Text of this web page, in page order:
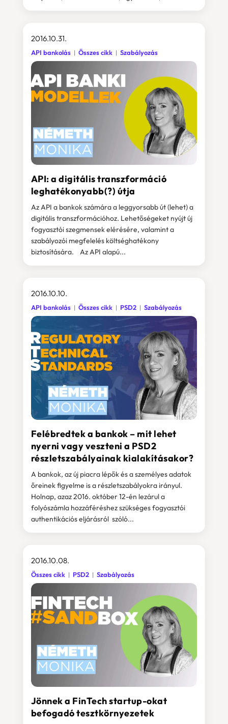
API: a digitális transzformáció
leghatékonyabb(?) útja
2016.10.31.
API bankolás Összes cikk Szabályozás
Az API a bankok számára a leggyorsabb út (lehet) a
digitális transzformációhoz. Lehetőségeket nyújt új
fogyasztói szegmensek elérésére, valamint a
szabályozói megfelelés költséghatékony
biztosítására. Az API alapú...
Felébredtek a bankok – mit lehet
nyerni vagy veszteni a PSD2
részletszabályainak kialakításakor?
2016.10.10.
API bankolás Összes cikk PSD2 Szabályozás
A bankok, az új piacra lépők és a személyes adatok
őreinek figyelme is a részletszabályokra irányul.
Holnap, azaz 2016. október 12-én lezárul a
folyószámla hozzáféréshez szükséges fogyasztói
authentikációs eljárásról szóló...
Jönnek a FinTech startup-okat
befogadó tesztkörnyezetek
2016.10.08.
Összes cikk PSD2 Szabályozás